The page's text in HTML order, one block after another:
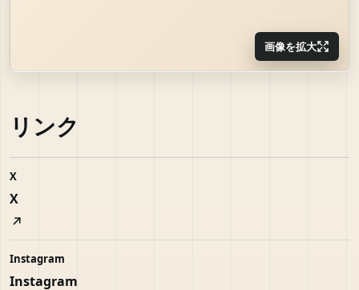
画像を拡大
リンク
X
X
Instagram
Instagram